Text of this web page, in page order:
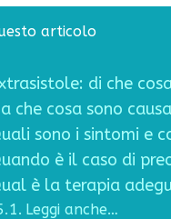
articolo
di che
che cosa sono
sono i sintomi e
è il caso di
è la terapia
Leggi anche…